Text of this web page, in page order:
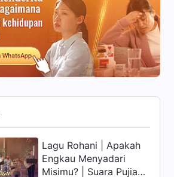
Firman Tuhan Harian: Tiga
Tahap Pekerjaan | Kutipan 32
Firman Tuhan Harian: Tiga
Lagu Rohani | Apakah
Engkau Menyadari
Misimu? | Suara Pujian